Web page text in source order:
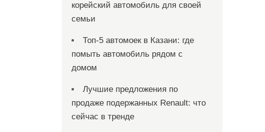
корейский автомобиль для своей
семьи
Топ-5 автомоек в Казани: где
помыть автомобиль рядом с
домом
Лучшие предложения по
продаже подержанных Renault: что
сейчас в тренде